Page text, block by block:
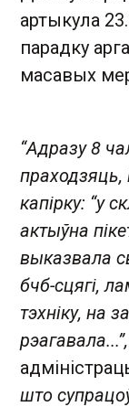
артыкула
парадку
масавых
“Адразу 8
праходзяць,
капірку: “у
актыўна
выказвала
бчб-сцягі,
тэхніку, на
рэагавала...”,
што